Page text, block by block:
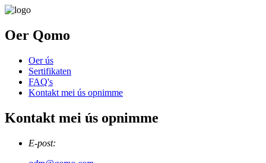
Oer Qomo
Oer ús
Sertifikaten
FAQ's
Kontakt mei ús opnimme
Kontakt mei ús opnimme
E-post: